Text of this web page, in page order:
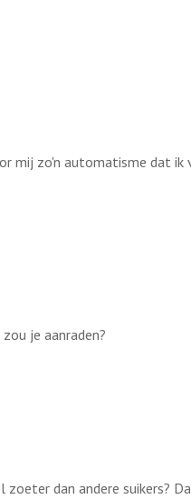
mij zo'n automatisme dat
je aanraden?
dan andere suikers?